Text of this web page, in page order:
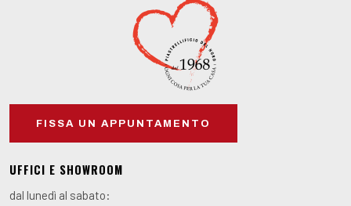
FISSA UN APPUNTAMENTO
UFFICI E SHOWROOM
dal lunedì al sabato: